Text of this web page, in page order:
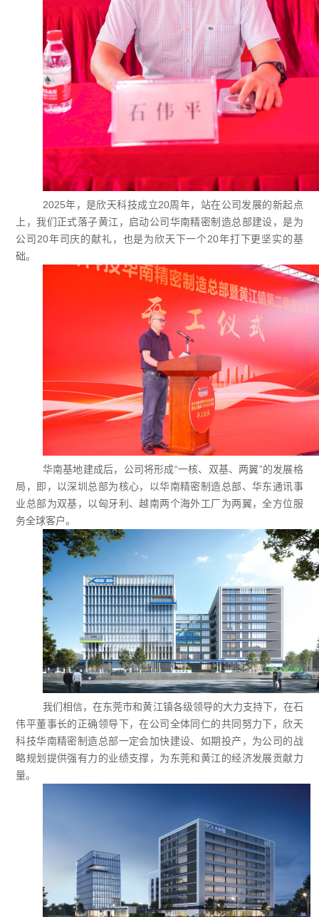
2025年，是欣天科技成立20周年，站在公司发展的新起点
上，我们正式落子黄江，启动公司华南精密制造总部建设，是为
公司 20年司庆的献礼，也是为欣天下一个20年打下更坚实的基
础。
华南基地建成后，公司将形成“一核、双基、两翼”的发展格
局，即，以深圳总部为核心，以华南精密制造总部、华东通讯事
业总部为双基，以匈牙利、越南两个海外工厂为两翼，全方位服
务全球客户。
我们相信，在东莞市和黄江镇各级领导的大力支持下，在石
伟平董事长的正确领导下，在公司全体同仁的共同努力下，欣天
科技华南精密制造总部一定会加快建设、如期投产，为公司的战
略规划提供强有力的业绩支撑，为东莞和黄江的经济发展贡献力
量。